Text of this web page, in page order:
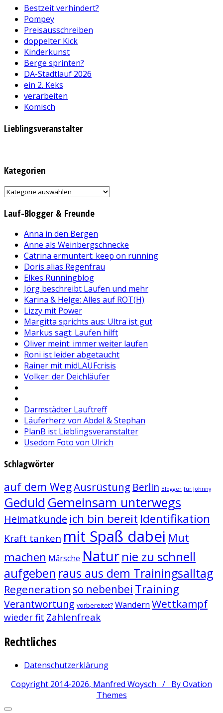
Bestzeit verhindert?
Pompey
Preisausschreiben
doppelter Kick
Kinderkunst
Berge sprinten?
DA-Stadtlauf 2026
ein 2. Keks
verarbeiten
Komisch
Lieblingsveranstalter
Kategorien
Kategorien
Lauf-Blogger & Freunde
Anna in den Bergen
Anne als Weinbergschnecke
Catrina ermuntert: keep on running
Doris alias Regenfrau
Elkes Runningblog
Jörg beschreibt Laufen und mehr
Karina & Helge: Alles auf ROT(H)
Lizzy mit Power
Margitta sprichts aus: Ultra ist gut
Markus sagt: Laufen hilft
Oliver meint: immer weiter laufen
Roni ist leider abgetaucht
Rainer mit midLAUFcrisis
Volker: der Deichläufer
Darmstädter Lauftreff
Läuferherz von Abdel & Stephan
PlanB ist Lieblingsveranstalter
Usedom Foto von Ulrich
Schlagwörter
auf dem WegAusrüstung Berlin Blogger für Johnny
Geduld Gemeinsam unterwegs
Heimatkunde ich bin bereit Identifikation
Kraft tanken mit Spaß dabei Mut
machen Märsche Naturnie zu schnell
aufgeben raus aus dem Trainingsalltag
Regeneration so nebenbei Training
Verantwortung vorbereitet? WandernWettkampf
wieder fit Zahlenfreak
Rechtliches
Datenschutzerklärung
Copyright 2014-2026, Manfred Woysch / By Ovation
Themes